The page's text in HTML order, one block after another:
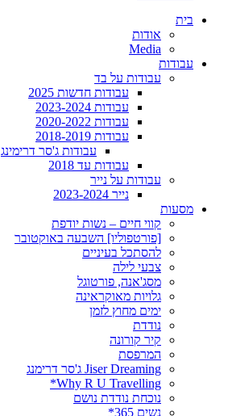
בית
אודות
Media
עבודות
עבודות על בד
עבודות חדשות 2025
עבודות 2023-2024
עבודות 2020-2022
עבודות 2018-2019
עבודות ג'סר דרימינג
עבודות עד 2018
עבודות על נייר
נייר 2023-2024
מסעות
קווי חיים – נשות יודפת
[פורטפוליו] השבעה באוקטובר
להסתכל בעיניים
צבעי לילה
מסג'אנה, פורטוגל
גלויות מאוקראינה
ימים מחוץ לזמן
נודדת
קיר קורונה
המרפסת
Jiser Dreaming ג'סר דרימנג
Why R U Travelling*
נוכחת נודדת נושם
נשים 365*